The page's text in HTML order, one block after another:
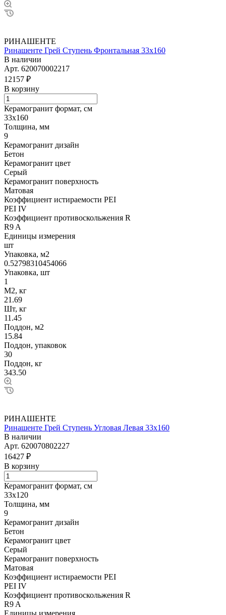
РИНАШЕНТЕ
Ринашенте Грей Ступень Фронтальная 33х160
В наличии
Арт. 620070002217
12157 ₽
В корзину
Керамогранит формат, см
33х160
Толщина, мм
9
Керамогранит дизайн
Бетон
Керамогранит цвет
Серый
Керамогранит поверхность
Матовая
Коэффициент истираемости PEI
PEI IV
Коэффициент противоскольжения R
R9 A
Единицы измерения
шт
Упаковка, м2
0.52798310454066
Упаковка, шт
1
М2, кг
21.69
Шт, кг
11.45
Поддон, м2
15.84
Поддон, упаковок
30
Поддон, кг
343.50
РИНАШЕНТЕ
Ринашенте Грей Ступень Угловая Левая 33х160
В наличии
Арт. 620070802227
16427 ₽
В корзину
Керамогранит формат, см
33х120
Толщина, мм
9
Керамогранит дизайн
Бетон
Керамогранит цвет
Серый
Керамогранит поверхность
Матовая
Коэффициент истираемости PEI
PEI IV
Коэффициент противоскольжения R
R9 A
Единицы измерения